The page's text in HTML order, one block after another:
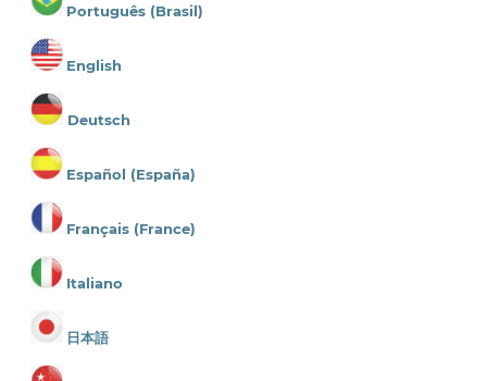
Português (Brasil)
English
Deutsch
Español (España)
Français (France)
Italiano
日本語